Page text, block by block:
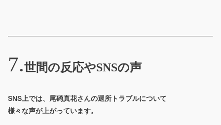
世間の反応やSNSの声
SNS上では、尾碕真花さんの退所トラブルについて
様々な声が上がっています。